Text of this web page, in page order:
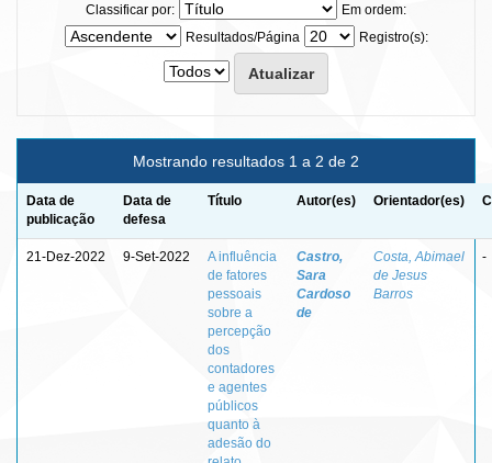
Classificar por:
Em ordem:
Resultados/Página
Registro(s):
Mostrando resultados 1 a 2 de 2
Data de
publicação
Data de
defesa
Título Autor(es) Orientador(es)
21-Dez-2022 9-Set-2022
A influência
de fatores
pessoais
sobre a
percepção
dos
contadores
e agentes
públicos
quanto à
adesão do
Castro,
Sara
Cardoso
de
Costa, Abimael
de Jesus
Barros
-